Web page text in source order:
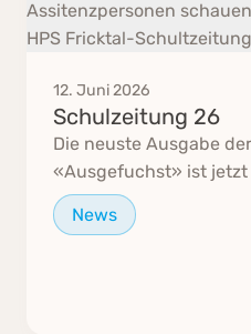
12. Juni 2026
Schulzeitung 26
Die neuste Ausgabe
«Ausgefuchst» ist
News